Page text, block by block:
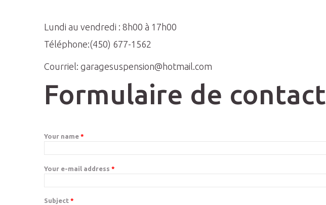
Lundi au vendredi : 8h00 à 17h00
Téléphone:(450) 677-1562
Courriel: garagesuspension@hotmail.com
Formulaire de contact
Your name *
Your e-mail address *
Subject *